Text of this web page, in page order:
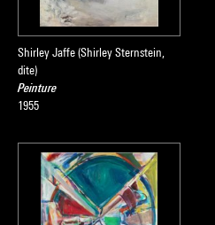
Shirley Jaffe (Shirley Sternstein,
dite)
Peinture
1955